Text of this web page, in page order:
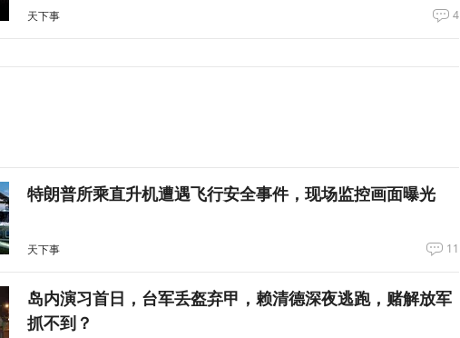
天下事 4
特朗普所乘直升机遭遇飞行安全事件，现场监控画面曝光
天下事 11
岛内演习首日，台军丢盔弃甲，赖清德深夜逃跑，赌解放军
抓不到？